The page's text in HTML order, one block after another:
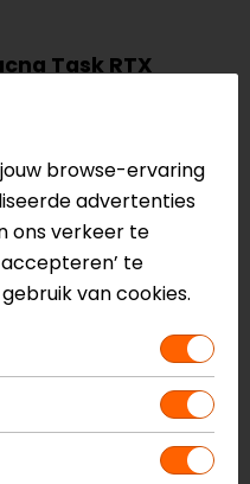
Task RTX
membraan
over dit product?
op of kom langs in één
aan den IJssel,
In de winkels kun je
browse-ervaring
advertenties
ons verkeer te
te
van cookies.